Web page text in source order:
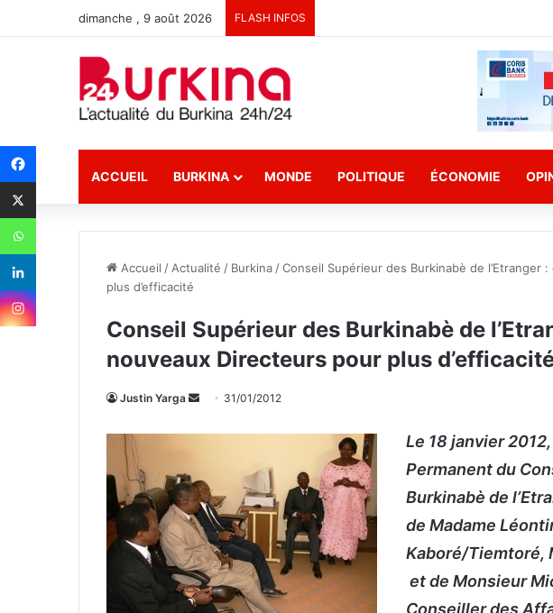
dimanche , 9 août 2026 FLASH INFOS
ACCUEIL BURKINA MONDE POLITIQUE ÉCONOMIE
Accueil / Actualité / Burkina /Conseil Supérieur des Burkinabè de l’Etranger
plus d’efficacité
Conseil Supérieur des Burkinabè de
nouveaux Directeurs pour plus
Justin Yarga
y
e
r
u
n
c
31/01/2012
Le 18 janvier
Permanent du
Burkinabè de
de Madame
Kaboré/Tiemtoré,
et de Monsieur
Conseiller des